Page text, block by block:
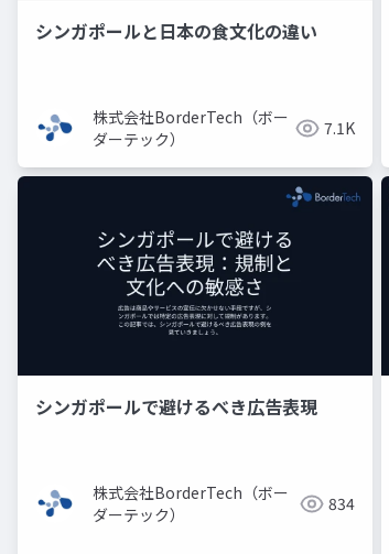
シンガポールと日本の食文化の違い
株式会社BorderTech（ボー
ダーテック）
7.1K
シンガポールで避けるべき広告表現
株式会社BorderTech（ボー
ダーテック）
834